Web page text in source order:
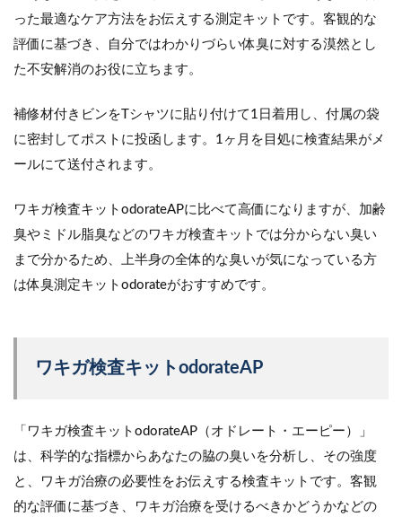
った最適なケア方法をお伝えする測定キットです。客観的な
評価に基づき、自分ではわかりづらい体臭に対する漠然とし
た不安解消のお役に立ちます。
補修材付きビンをTシャツに貼り付けて1日着用し、付属の袋
に密封してポストに投函します。1ヶ月を目処に検査結果がメ
ールにて送付されます。
ワキガ検査キットodorateAPに比べて高価になりますが、加齢
臭やミドル脂臭などのワキガ検査キットでは分からない臭い
まで分かるため、上半身の全体的な臭いが気になっている方
は体臭測定キットodorateがおすすめです。
ワキガ検査キットodorateAP
「ワキガ検査キットodorateAP（オドレート・エーピー）」
は、科学的な指標からあなたの脇の臭いを分析し、その強度
と、ワキガ治療の必要性をお伝えする検査キットです。客観
的な評価に基づき、ワキガ治療を受けるべきかどうかなどの